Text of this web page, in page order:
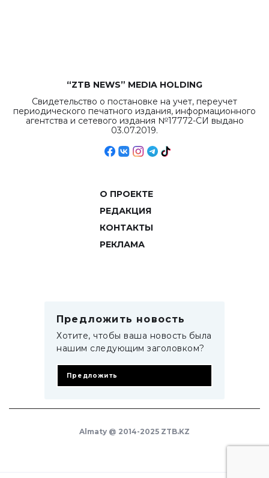
“ZTB NEWS” MEDIA HOLDING
Свидетельство о постановке на учет, переучет
периодического печатного издания, информационного
агентства и сетевого издания №17772-СИ выдано
03.07.2019.
О ПРОЕКТЕ
РЕДАКЦИЯ
КОНТАКТЫ
РЕКЛАМА
Предложить новость
Хотите, чтобы ваша новость была
нашим следующим заголовком?
Предложить
Almaty @ 2014-2025 ZTB.KZ